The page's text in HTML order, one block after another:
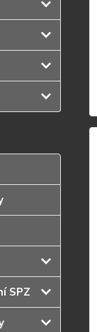
SPZ